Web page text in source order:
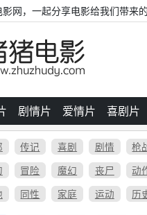
网，一起分享电影给我们带来的
剧情片 爱情片 喜剧片
传记 喜剧 剧情 枪
冒险 魔幻 丧尸 动
同性 家庭 运动 历